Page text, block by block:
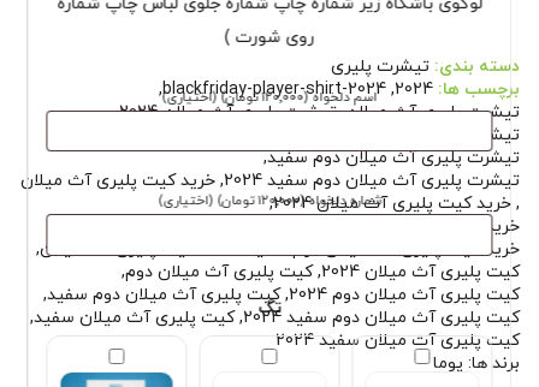
روی شورت )
اسم دلخواه(۱۲۰٬۰۰۰ تومان) (اختیاری)
شماره دلخواه(۱۲۰٬۰۰۰ تومان) (اختیاری)
تگ
دسته بندی: تیشرت پلیری
برچسب ها: 2024
,
blackfriday-player-shirt-2024
,
تیشرت پلیری آث میلان,تیشرت پلیری آث میلان 2024
,
تیشرت پلیری آث میلان دوم
تیشرت پلیری آث میلان دوم سفید,
تیشرت پلیری آث میلان دوم سفید 2024
, خرید کیت پلیری آث میلان
, خرید کیت پلیری آث میلان 2024
,
خرید کیت پلیری آث میلان دوم 2024
خرید کیت پلیری آث میلان دوم سفید 2024
کیت پلیری آث میلان,
کیت پلیری آث میلان 2024
,کیت پلیری آث میلان دوم,
کیت پلیری آث میلان دوم 2024
,کیت پلیری آث میلان دوم سفید,
کیت پلیری آث میلان دوم سفید 2024
,کیت پلیری آث میلان سفید,
کیت پلیری آث میلان سفید 2024
برند ها: پوما